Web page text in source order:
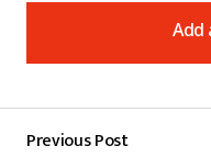
Add
Add
Previous Post